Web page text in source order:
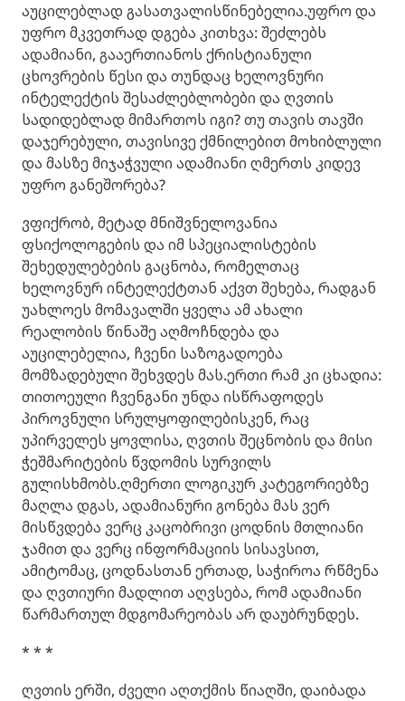
აუცილებლად გასათვალისწინებელია.უფრო და
უფრო მკვეთრად დგება კითხვა: შეძლებს
ადამიანი, გააერთიანოს ქრისტიანული
ცხოვრების წესი და თუნდაც ხელოვნური
ინტელექტის შესაძლებლობები და ღვთის
სადიდებლად მიმართოს იგი? თუ თავის თავში
დაჯერებული, თავისივე ქმნილებით მოხიბლული
და მასზე მიჯაჭვული ადამიანი ღმერთს კიდევ
უფრო განეშორება?
ვფიქრობ, მეტად მნიშვნელოვანია
ფსიქოლოგების და იმ სპეციალისტების
შეხედულებების გაცნობა, რომელთაც
ხელოვნურ ინტელექტთან აქვთ შეხება, რადგან
უახლოეს მომავალში ყველა ამ ახალი
რეალობის წინაშე აღმოჩნდება და
აუცილებელია, ჩვენი საზოგადოება
მომზადებული შეხვდეს მას.ერთი რამ კი ცხადია:
თითოეული ჩვენგანი უნდა ისწრაფოდეს
პიროვნული სრულყოფილებისკენ, რაც
უპირველეს ყოვლისა, ღვთის შეცნობის და მისი
ჭეშმარიტების წვდომის სურვილს
გულისხმობს.ღმერთი ლოგიკურ კატეგორიებზე
მაღლა დგას, ადამიანური გონება მას ვერ
მისწვდება ვერც კაცობრივი ცოდნის მთლიანი
ჯამით და ვერც ინფორმაციის სისავსით,
ამიტომაც, ცოდნასთან ერთად, საჭიროა რწმენა
და ღვთიური მადლით აღვსება, რომ ადამიანი
წარმართულ მდგომარეობას არ დაუბრუნდეს.
* * *
ღვთის ერში, ძველი აღთქმის წიაღში, დაიბადა